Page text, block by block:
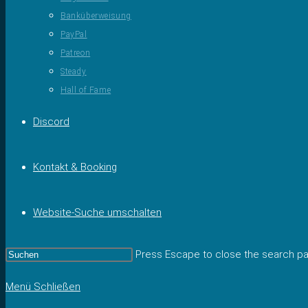
Banküberweisung
PayPal
Patreon
Steady
Hall of Fame
Discord
Kontakt & Booking
Website-Suche umschalten
Press Escape to close the search
Menü Schließen